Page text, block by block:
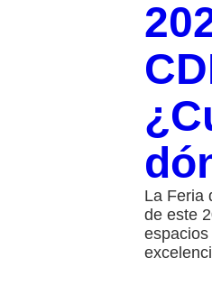
La Feria
de este